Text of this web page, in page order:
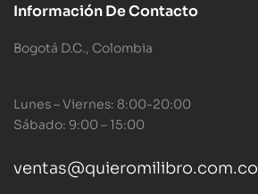
Información De Contacto
Bogotá D.C., Colombia
Lunes – Viernes: 8:00-20:00
Sábado: 9:00 – 15:00
ventas@quieromilibro.com.co